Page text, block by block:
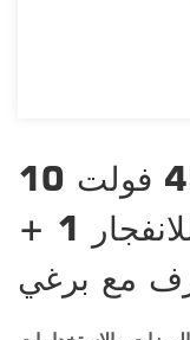
10 فائق التوهج 450 فولت S2
غلاف ألومنيوم مقاوم للانفجار 1 +